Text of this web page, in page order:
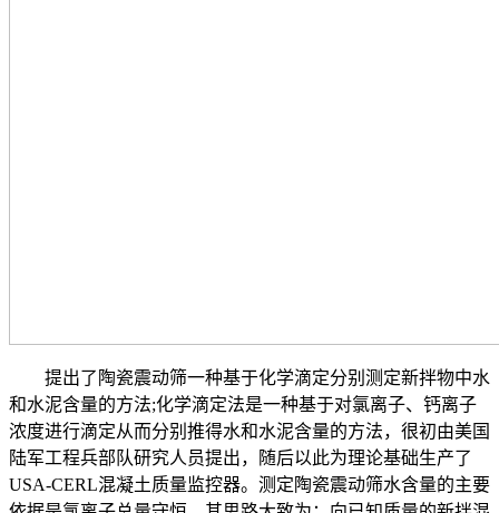
提出了陶瓷震动筛一种基于化学滴定分别测定新拌物中水
和水泥含量的方法;化学滴定法是一种基于对氯离子、钙离子
浓度进行滴定从而分别推得水和水泥含量的方法，很初由美国
陆军工程兵部队研究人员提出，随后以此为理论基础生产了
USA-CERL混凝土质量监控器。测定陶瓷震动筛水含量的主要